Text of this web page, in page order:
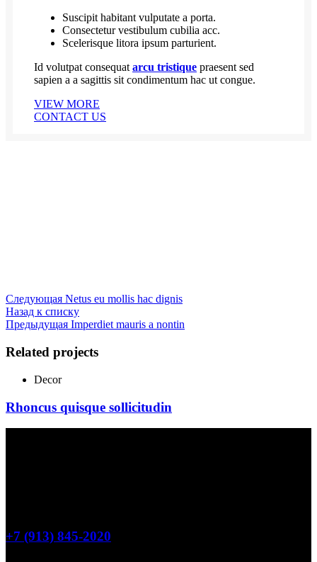
Suscipit habitant vulputate a porta.
Consectetur vestibulum cubilia acc.
Scelerisque litora ipsum parturient.
Id volutpat consequatarcu tristique praesent sed
sapien a a sagittis sit condimentum hac ut congue.
VIEW MORE
CONTACT US
Следующая Netus eu mollis hac dignis
Назад к списку
Предыдущая Imperdiet mauris a nontin
Related projects
Decor
Rhoncus quisque sollicitudin
+7 (913) 845-2020